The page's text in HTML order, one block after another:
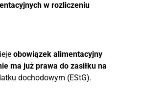
w rozliczeniu
obowiązek alimentacyjny
ma już prawa do zasiłku na
dochodowym (EStG).